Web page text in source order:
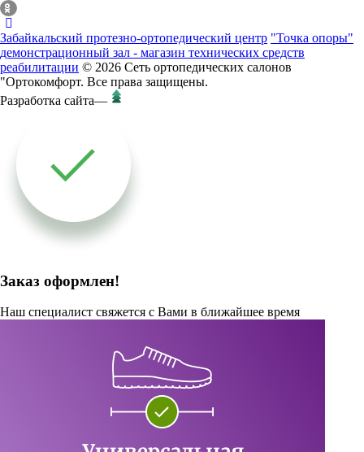
Забайкальский протезно-ортопедический центр "Точка опоры"
демонстрационный зал - магазин технических средств
реабилитации © 2026 Сеть ортопедических салонов
"Ортокомфорт. Все права защищены.
Разработка сайта—
Заказ оформлен!
Наш специалист свяжется с Вами в ближайшее время